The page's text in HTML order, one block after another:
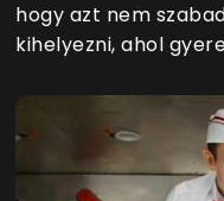
hogy azt nem
kihelyezni, ahol